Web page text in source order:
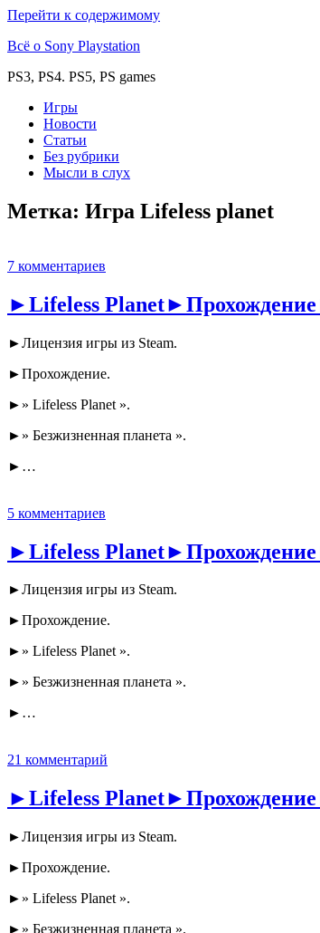
Перейти к содержимому
Всё о Sony Playstation
PS3, PS4. PS5, PS games
Игры
Новости
Статьи
Без рубрики
Мысли в слух
Метка: Игра Lifeless planet
7 комментариев
►Lifeless
►Лицензия игры из Steam.
►Прохождение.
►» Lifeless Planet ».
►» Безжизненная планета ».
►…
5 комментариев
►Lifeless
►Лицензия игры из Steam.
►Прохождение.
►» Lifeless Planet ».
►» Безжизненная планета ».
►…
21 комментарий
►Lifeless
►Лицензия игры из Steam.
►Прохождение.
►» Lifeless Planet ».
►» Безжизненная планета ».